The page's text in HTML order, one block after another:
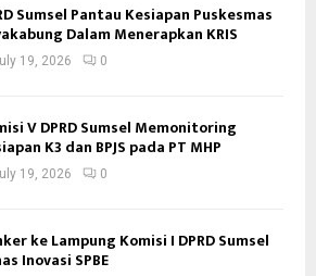
Sumsel Pantau Kesiapan Puskesmas
Dalam Menerapkan KRIS
19, 2026 0
V DPRD Sumsel Memonitoring
K3 dan BPJS pada PT MHP
19, 2026 0
ke Lampung Komisi I DPRD Sumsel
Inovasi SPBE